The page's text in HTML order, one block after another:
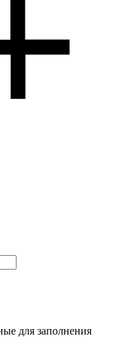
для заполнения